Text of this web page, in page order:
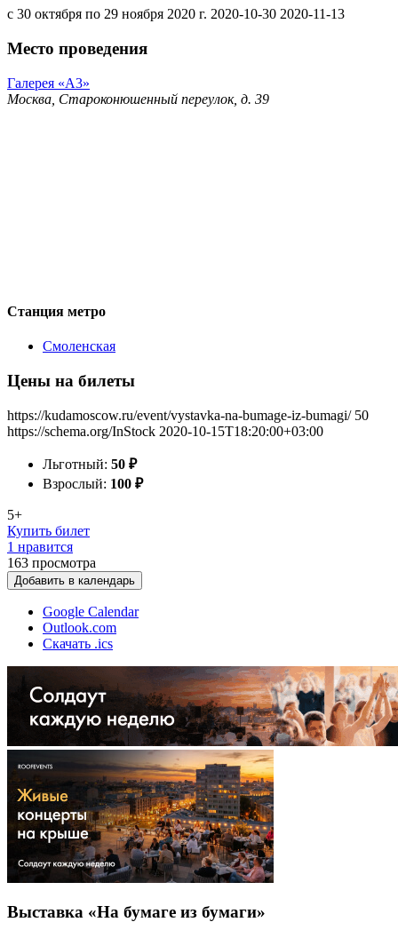
с 30 октября по 29 ноября 2020 г. 2020-10-30 2020-11-13
Место проведения
Галерея «А3»
Москва, Староконюшенный переулок, д. 39
Станция метро
Смоленская
Цены на билеты
https://kudamoscow.ru/event/vystavka-na-bumage-iz-bumagi/ 50
https://schema.org/InStock 2020-10-15T18:20:00+03:00
Льготный: 50 ₽
Взрослый: 100 ₽
5+
Купить билет
1 нравится
163 просмотра
Добавить в календарь
Google Calendar
Outlook.com
Скачать .ics
Выставка «На бумаге из бумаги»